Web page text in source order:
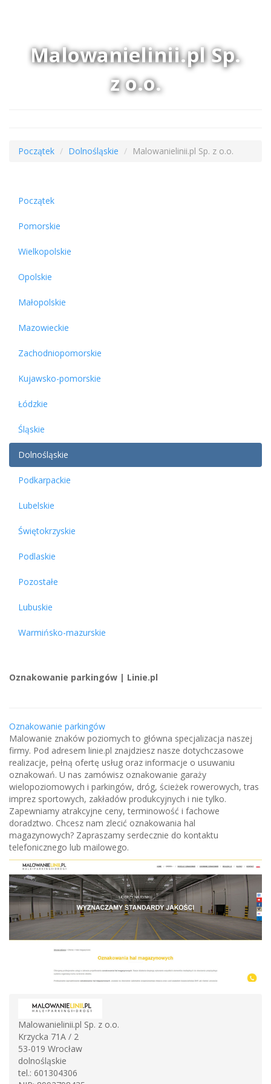
Malowanielinii.pl Sp.
z o.o.
Początek Dolnośląskie Malowanielinii.pl Sp. z o.o.
Początek
Pomorskie
Wielkopolskie
Opolskie
Małopolskie
Mazowieckie
Zachodniopomorskie
Kujawsko-pomorskie
Łódzkie
Śląskie
Dolnośląskie
Podkarpackie
Lubelskie
Świętokrzyskie
Podlaskie
Pozostałe
Lubuskie
Warmińsko-mazurskie
Oznakowanie parkingów | Linie.pl
Oznakowanie parkingów
Malowanie znaków poziomych to główna specjalizacja naszej
firmy. Pod adresem linie.pl znajdziesz nasze dotychczasowe
realizacje, pełną ofertę usług oraz informacje o usuwaniu
oznakowań. U nas zamówisz oznakowanie garaży
wielopoziomowych i parkingów, dróg, ścieżek rowerowych, tras
imprez sportowych, zakładów produkcyjnych i nie tylko.
Zapewniamy atrakcyjne ceny, terminowość i fachowe
doradztwo. Chcesz nam zlecić oznakowania hal
magazynowych? Zapraszamy serdecznie do kontaktu
telefonicznego lub mailowego.
Malowanielinii.pl Sp. z o.o.
Krzycka 71A / 2
53-019 Wrocław
dolnośląskie
tel.: 601304306